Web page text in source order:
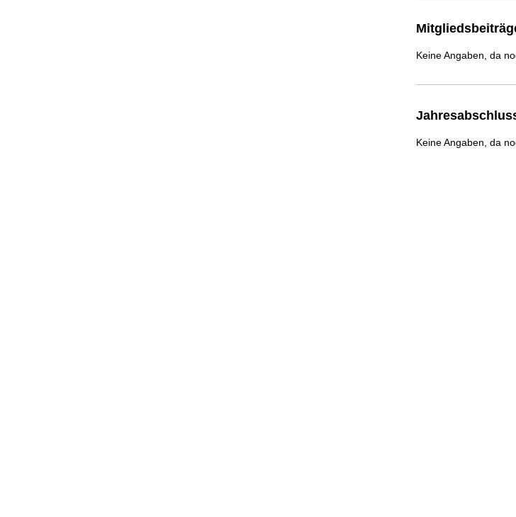
Keine Angaben, da
Keine Angaben, da